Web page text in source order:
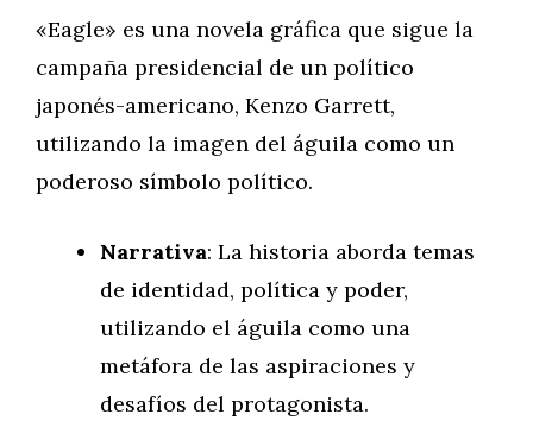
«Eagle» es una novela gráfica que sigue la
campaña presidencial de un político
japonés-americano, Kenzo Garrett,
utilizando la imagen del águila como un
poderoso símbolo político.
Narrativa: La historia aborda temas
de identidad, política y poder,
utilizando el águila como una
metáfora de las aspiraciones y
desafíos del protagonista.